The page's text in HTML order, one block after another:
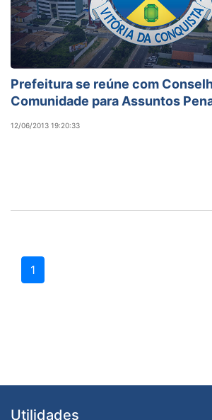
Prefeitura se reúne com
Comunidade para Assuntos
12/06/2013 19:20:33
1
Utilidades